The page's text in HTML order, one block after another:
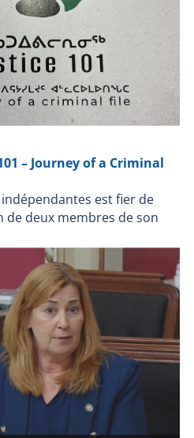
enquêtes indépendantes
dans tous les cas où
policier en service, décède,
ou est blessée par une arme
lors d'une intervention
détention par un corps de
– Journey of a Criminal
est fier de
deux membres de son